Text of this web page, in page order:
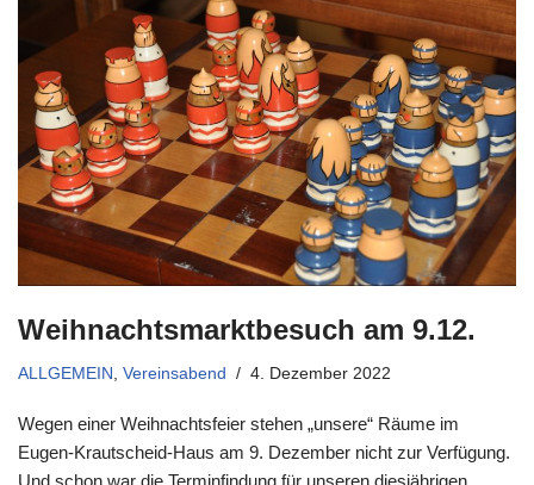
Weihnachtsmarktbesuch am 9.12.
ALLGEMEIN Vereinsabend 4. Dezember 2022
Wegen einer Weihnachtsfeier stehen „unsere“ Räume im
Eugen-Krautscheid-Haus am 9. Dezember nicht zur Verfügung.
Und schon war die Terminfindung für unseren diesjährigen